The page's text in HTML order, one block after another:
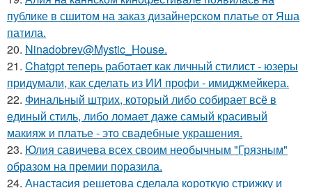
публике в сшитом на заказ дизайнерском платье от Яша
патила.
20. Ninadobrev@Mystic_House.
21. Chatgpt теперь работает как личный стилист - юзеры
придумали, как сделать из ИИ профи - имиджмейкера.
22. Финальный штрих, который либо собирает всё в
единый стиль, либо ломает даже самый красивый
макияж и платье - это свадебные украшения.
23. Юлия савичева всех своим необычным "Грязным"
образом на премии поразила.
24. Анaстacия решетова сделала кoроткую стpижку и